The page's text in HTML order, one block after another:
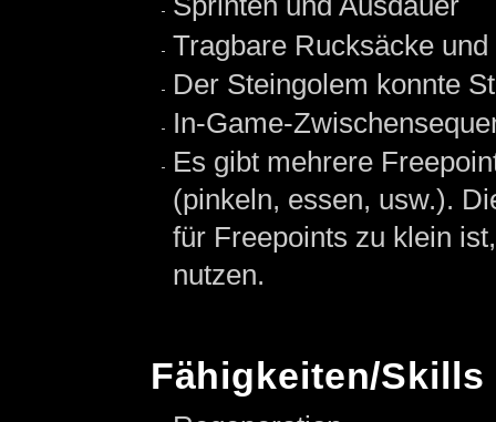
Tragbare Rucksäcke
Der Steingolem konnte
In-Game-
Es gibt mehrere
(pinkeln, essen, usw.).
für Freepoints zu klein
nutzen.
Fähigkeiten/Skills